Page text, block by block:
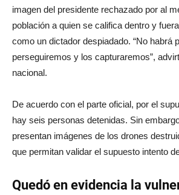
imagen del presidente rechazado por al
población a quien se califica dentro y
como un dictador despiadado. “No habrá
perseguiremos y los capturaremos”,
nacional.
De acuerdo con el parte oficial, por el
hay seis personas detenidas. Sin
presentan imágenes de los drones
que permitan validar el supuesto intento
Quedó en evidencia la